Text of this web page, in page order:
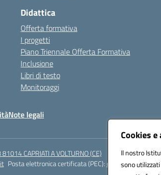
Cookies
Il nostro
sono
Didattica
Offerta formativa
I progetti
Piano Triennale Offerta Formativa
Inclusione
Libri di testo
Monitoraggi
Note legali
81014 CAPRIATI A VOLTURNO (CE)
Posta elettronica certificata (PEC):